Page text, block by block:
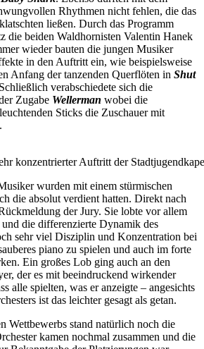
Rhythmen nicht fehlen, die das
ließen. Durch das Programm
die beiden Waldhornisten Valentin Hanek
wieder bauten die jungen Musiker
in den Auftritt ein, wie beispielsweise
Anfang der tanzenden Querflöten in Shut
Schließlich verabschiedete sich die
Zugabe Wellerman wobei die
Sticks die Zuschauer mit
konzentrierter Auftritt der
wurden mit einem stürmischen
die absolut verdient hatten. Direkt nach
der Jury. Sie lobte vor allem
die differenzierte Dynamik des
sehr viel Disziplin und Konzentration bei
piano zu spielen und auch im forte
Ein großes Lob ging auch an den
der es mit beeindruckend wirkender
alle spielten, was er anzeigte – angesichts
ist das leichter gesagt als getan.
Wettbewerbs stand natürlich noch die
kamen nochmal zusammen und die